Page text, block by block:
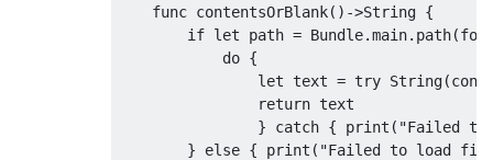
func contentsOrBlank()->String {
if let path = Bundle.main. path(
do {
let text = try String(
return text
}
catch { print ( "Failed
}
else { print ( "Failed to load